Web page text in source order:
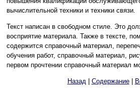
вычислительной техники и техники связи.
Текст написан в свободном стиле. Это
восприятие материала. Также в тексте,
содержится справочный материал,
обучения работ, справочный материал,
первом прочтении справочный материал
Назад| Содержание|